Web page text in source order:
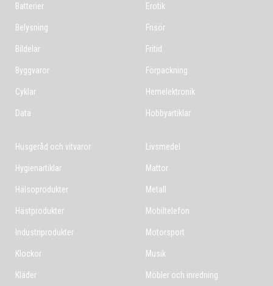
Batterier
Belysning
Bildelar
Byggvaror
Cyklar
Data
Erotik
Frisör
Fritid
Förpackning
Hemelektronik
Hobbyartiklar
Husgeråd och vitvaror
Hygienartiklar
Hälsoprodukter
Hästprodukter
Industriprodukter
Klockor
Kläder
Livsmedel
Mattor
Metall
Mobiltelefon
Motorsport
Musik
Möbler och inredning